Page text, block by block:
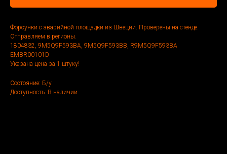
Форсунки с аварийной площадки из Швеции. Проверены на стенде.
Отправляем в регионы.
1804832, 9M5Q9F593BA, 9M5Q9F593BB, R9M5Q9F593BA
EMBR00101D
Указана цена за 1 штуку!
Состояние: Б/у
Доступность: В наличии